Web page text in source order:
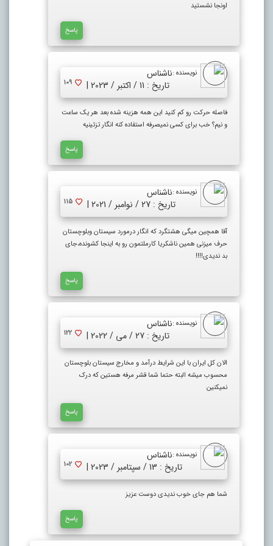
اونجا نشستید
پاسخ
نویسنده :ناشناس
تاریخ : 11 / اکتبر / 2023 |
109
فاصله حرکت رو کم کنید این همه هزینه شده بعد هر یک ساعت
و نیم؟ خب برای کسی نمیصرفه استفاده کنه انگار تزئینیه
پاسخ
نویسنده :ناشناس
تاریخ : 27 / نوامبر / 2021 |
115
آقا همچین میگی هشتگرد که انگار درمورد سیستان وبلوچستان
حرف میزنی همین ناشکریا کارملتمون رو به اینجا کشونده،جای
بد ندیدی!!!!
پاسخ
نویسنده :ناشناس
تاریخ : 27 / می / 2022 |
122
الان کل ایران با این شرایط درآمد و مخارج سیستان بلوچستان
محسوب میشه البته حتما شما قشر مرفه هستین که درک
نمیکنین
پاسخ
نویسنده :ناشناس
تاریخ : 13 / سپتامبر / 2023 |
102
شما هم جای خوب ندیدی دوست عزیز
پاسخ